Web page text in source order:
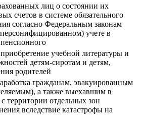
лиц о состоянии их
счетов в системе обязательного
согласно Федеральным законам
учете в
пенсионного
учебной литературы и
детям-сиротам и детям,
родителей
гражданам, эвакуированным
а также выехавшим в
территории отдельных зон
вследствие катастрофы на